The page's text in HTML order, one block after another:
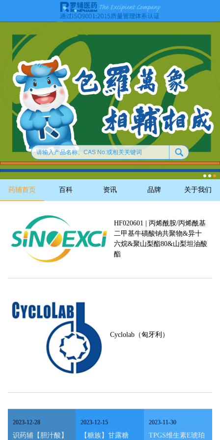
药辅首页 百科 资讯 品牌 关于我们
HF020601 | 丙烯酰胺/丙烯酰基
二甲基牛磺酸钠共聚物&异十
六烷&聚山梨酯80&山梨坦油酸
酯
Cyclolab（匈牙利）
识药辅【胆汁酸】
2023-12-28
【糖族】甘露糖
2023-12-15
TPGS维生素E琥珀
2023-11-30